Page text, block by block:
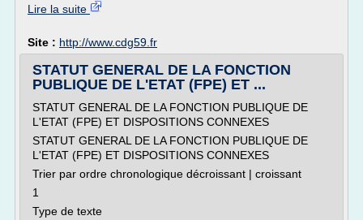
Lire la suite
Site : http://www.cdg59.fr
STATUT GENERAL DE LA FONCTION
PUBLIQUE DE L'ETAT (FPE) ET ...
STATUT GENERAL DE LA FONCTION PUBLIQUE DE
L'ETAT (FPE) ET DISPOSITIONS CONNEXES
STATUT GENERAL DE LA FONCTION PUBLIQUE DE
L'ETAT (FPE) ET DISPOSITIONS CONNEXES
Trier par ordre chronologique décroissant | croissant
1
Type de texte